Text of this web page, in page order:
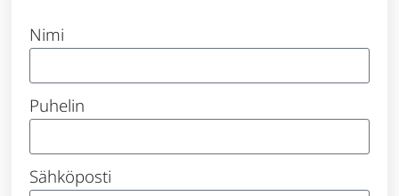
Nimi
Puhelin
Sähköposti